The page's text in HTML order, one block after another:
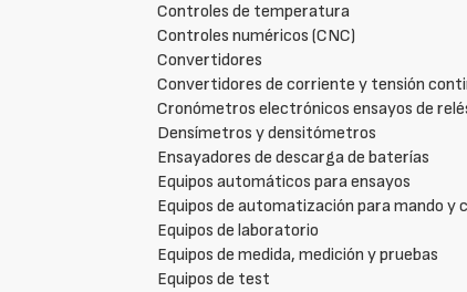
Controles de temperatura
Controles numéricos (CNC)
Convertidores
Convertidores de corriente y tensión
Cronómetros electrónicos ensayos de
Densímetros y densitómetros
Ensayadores de descarga de baterías
Equipos automáticos para ensayos
Equipos de automatización para mando
Equipos de laboratorio
Equipos de medida, medición y pruebas
Equipos de test